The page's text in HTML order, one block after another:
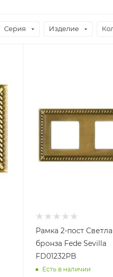
Серия Изделие
Рамка 2-пост
бронза Fede Sevilla
FD01232PB
Есть в наличии